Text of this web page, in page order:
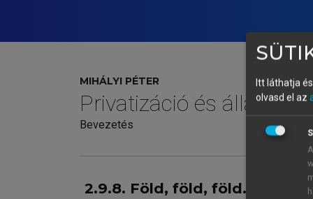
MIHÁLYI PÉTER
Privatizáció és
Bevezetés
2.9.8. Föld, föld, föld…
Itt láthatja
olvasd el az